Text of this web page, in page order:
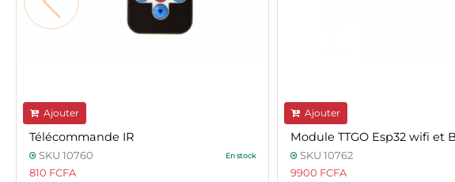
Ajouter
Télécommande IR
SKU 10760 En stock
810 FCFA
Ajouter
Module TTGO Esp32 wifi et
SKU 10762
9900 FCFA